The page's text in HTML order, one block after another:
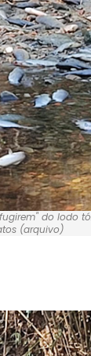
do lodo
(arquivo)